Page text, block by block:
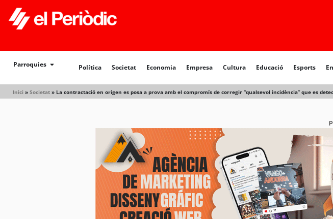
Parroquies Política Societat Economia Empresa Cultura Educació Esports
Inici » Societat » La contractació en origen es posa a prova amb el compromís de corregir “qualsevol incidència” que es
Política Societat